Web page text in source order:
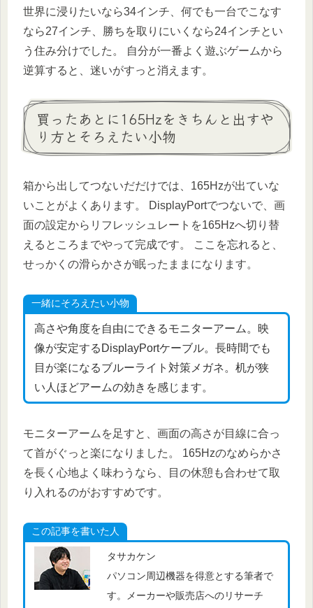
世界に浸りたいなら34インチ、何でも一台でこなす
なら27インチ、勝ちを取りにいくなら24インチとい
う住み分けでした。 自分が一番よく遊ぶゲームから
逆算すると、迷いがすっと消えます。
買ったあとに165Hzをきちんと出すや
り方とそろえたい小物
箱から出してつないだだけでは、165Hzが出ていな
いことがよくあります。 DisplayPortでつないで、画
面の設定からリフレッシュレートを165Hzへ切り替
えるところまでやって完成です。 ここを忘れると、
せっかくの滑らかさが眠ったままになります。
一緒にそろえたい小物
高さや角度を自由にできるモニターアーム。映
像が安定するDisplayPortケーブル。長時間でも
目が楽になるブルーライト対策メガネ。机が狭
い人ほどアームの効きを感じます。
モニターアームを足すと、画面の高さが目線に合っ
て首がぐっと楽になりました。 165Hzのなめらかさ
を長く心地よく味わうなら、目の休憩も合わせて取
り入れるのがおすすめです。
この記事を書いた人
タサカケン
パソコン周辺機器を得意とする筆者で
す。メーカーや販売店へのリサーチ